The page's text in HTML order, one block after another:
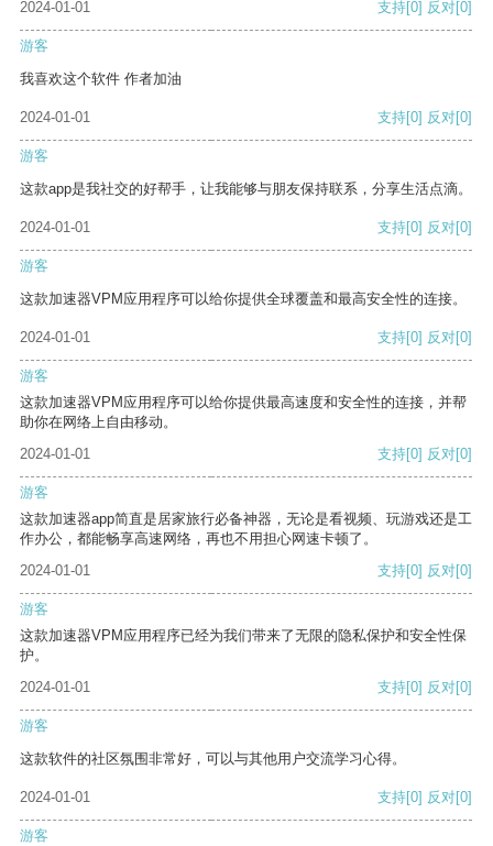
2024-01-01 支持[0] 反对[0]
游客
我喜欢这个软件 作者加油
2024-01-01 支持[0] 反对[0]
游客
这款app是我社交的好帮手，让我能够与朋友保持联系，分享生活点滴。
2024-01-01 支持[0] 反对[0]
游客
这款加速器VPM应用程序可以给你提供全球覆盖和最高安全性的连接。
2024-01-01 支持[0] 反对[0]
游客
这款加速器VPM应用程序可以给你提供最高速度和安全性的连接，并帮
助你在网络上自由移动。
2024-01-01
支持[0] 反对[0]
游客
这款加速器app简直是居家旅行必备神器，无论是看视频、玩游戏还是工
作办公，都能畅享高速网络，再也不用担心网速卡顿了。
2024-01-01
支持[0] 反对[0]
游客
这款加速器VPM应用程序已经为我们带来了无限的隐私保护和安全性保
护。
2024-01-01
支持[0] 反对[0]
游客
这款软件的社区氛围非常好，可以与其他用户交流学习心得。
2024-01-01 支持[0] 反对[0]
游客